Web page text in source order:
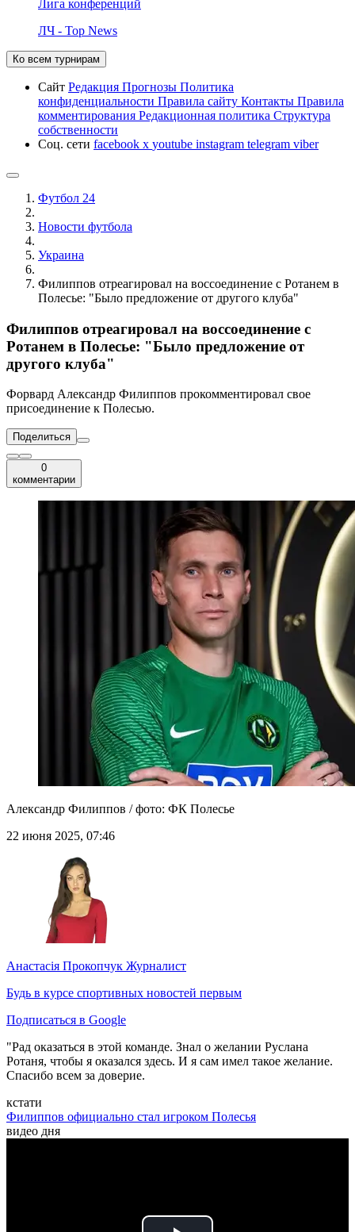
Лига конференций
ЛЧ - Top News
Ко всем турнирам
Сайт Редакция Прогнозы Политика
конфиденциальности Правила сайту Контакты Правила
комментирования Редакционная политика Структура
собственности
Соц. сети facebook x youtube instagram telegram viber
Футбол 24
Новости футбола
Украина
Филиппов отреагировал на воссоединение с Ротанем в
Полесье: "Было предложение от другого клуба"
Филиппов отреагировал на воссоединение с
Ротанем в Полесье: "Было предложение от
другого клуба"
Форвард Александр Филиппов прокомментировал свое
присоединение к Полесью.
Поделиться
0
комментарии
Александр Филиппов / фото: ФК Полесье
22 июня 2025, 07:46
Анастасія Прокопчук Журналист
Будь в курсе спортивных новостей первым
Подписаться в Google
"Рад оказаться в этой команде. Знал о желании Руслана
Ротаня, чтобы я оказался здесь. И я сам имел такое желание.
Спасибо всем за доверие.
кстати
Филиппов официально стал игроком Полесья
видео дня